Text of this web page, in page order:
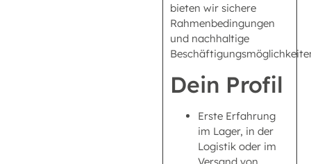
bieten wir sichere
Rahmenbedingungen
und nachhaltige
Dein Profil
Erste Erfahrung
im Lager, in der
Logistik oder im